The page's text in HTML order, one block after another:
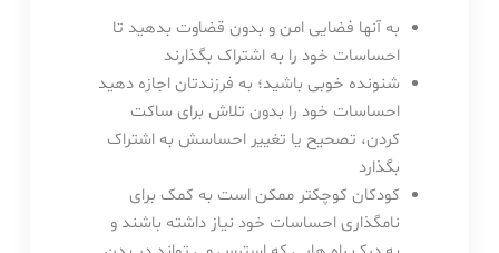
به آنها فضایی امن و بدون قضاوت بدهید تا
احساسات خود را به اشتراک بگذارند
شنونده خوبی باشید؛ به فرزندتان اجازه دهید
احساسات خود را بدون تلاش برای ساکت
کردن، تصحیح یا تغییر احساسش به اشتراک
بگذارد
کودکان کوچکتر ممکن است به کمک برای
نامگذاری احساسات خود نیاز داشته باشند و